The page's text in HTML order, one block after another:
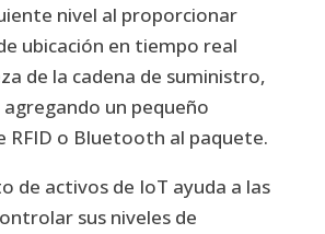
nivel al proporcionar
ubicación en tiempo real
de la cadena de suministro,
un pequeño
RFID o Bluetooth al paquete.
de activos de IoT ayuda a las
sus niveles de